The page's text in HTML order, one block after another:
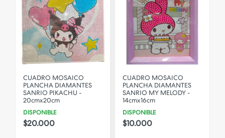
CUADRO MOSAICO
PLANCHA DIAMANTES
SANRIO PIKACHU -
20cmx20cm
DISPONIBLE
$20.000
CUADRO MOSAICO
PLANCHA DIAMANTES
SANRIO MY MELODY -
14cmx16cm
DISPONIBLE
$10.000